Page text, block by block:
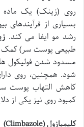
روی (زینک) یک
بسیاری از
رشد مو ایفا می کند.
طبیعی پوست سر) کمک
مسدود شدن فولیکول
شود. همچنین، روی
کاهش التهاب پوست
کمبود روی نیز یکی از
کلیمبازول (Climbazole)